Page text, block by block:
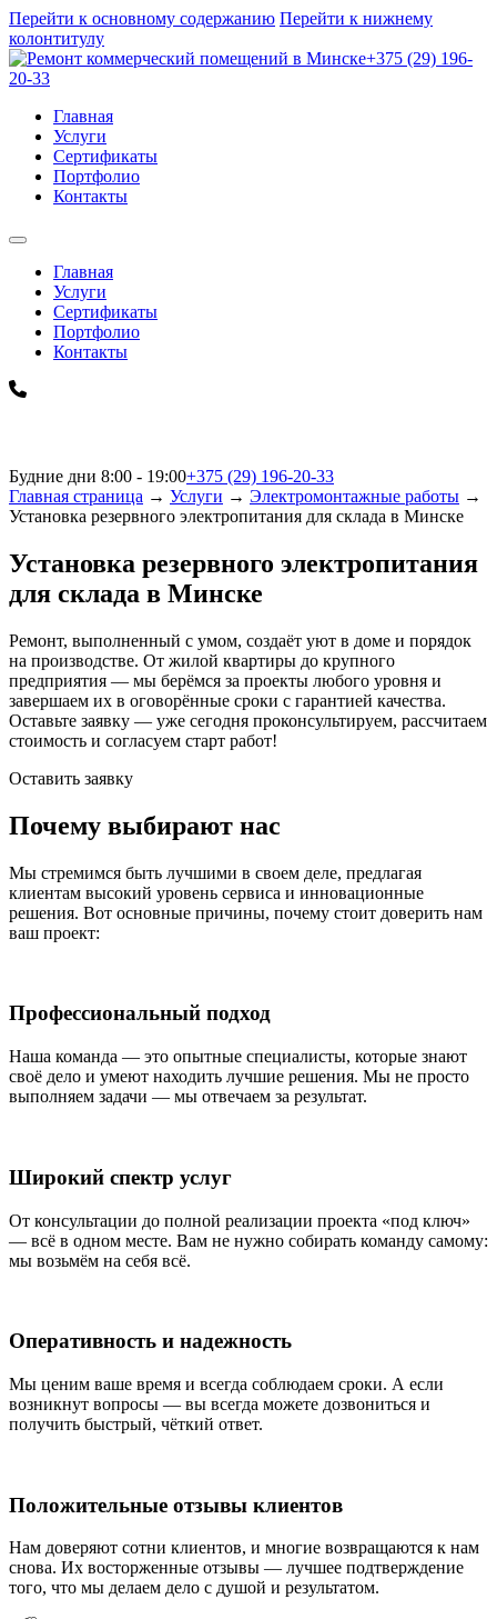
Перейти к основному содержанию Перейти к нижнему
колонтитулу
+375 (29) 196-
20-33
Главная
Услуги
Сертификаты
Портфолио
Контакты
Главная
Услуги
Сертификаты
Портфолио
Контакты
Будние дни 8:00 - 19:00+375 (29) 196-20-33
Главная страница → Услуги → Электромонтажные работы →
Установка резервного электропитания для склада в Минске
Установка резервного электропитания
для склада в Минске
Ремонт, выполненный с умом, создаёт уют в доме и порядок
на производстве. От жилой квартиры до крупного
предприятия — мы берёмся за проекты любого уровня и
завершаем их в оговорённые сроки с гарантией качества.
Оставьте заявку — уже сегодня проконсультируем, рассчитаем
стоимость и согласуем старт работ!
Оставить заявку
Почему выбирают нас
Мы стремимся быть лучшими в своем деле, предлагая
клиентам высокий уровень сервиса и инновационные
решения. Вот основные причины, почему стоит доверить нам
ваш проект:
Профессиональный подход
Наша команда — это опытные специалисты, которые знают
своё дело и умеют находить лучшие решения. Мы не просто
выполняем задачи — мы отвечаем за результат.
Широкий спектр услуг
От консультации до полной реализации проекта «под ключ»
— всё в одном месте. Вам не нужно собирать команду самому:
мы возьмём на себя всё.
Оперативность и надежность
Мы ценим ваше время и всегда соблюдаем сроки. А если
возникнут вопросы — вы всегда можете дозвониться и
получить быстрый, чёткий ответ.
Положительные отзывы клиентов
Нам доверяют сотни клиентов, и многие возвращаются к нам
снова. Их восторженные отзывы — лучшее подтверждение
того, что мы делаем дело с душой и результатом.